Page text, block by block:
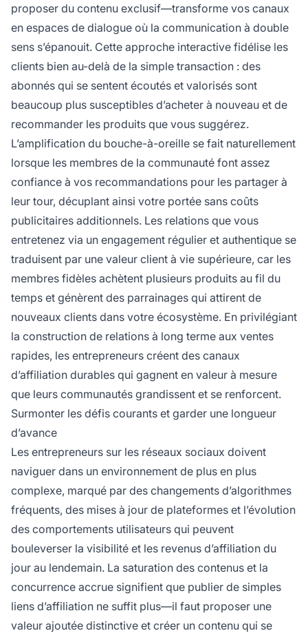
proposer du contenu exclusif—transforme vos canaux
en espaces de dialogue où la communication à double
sens s’épanouit. Cette approche interactive fidélise les
clients bien au-delà de la simple transaction : des
abonnés qui se sentent écoutés et valorisés sont
beaucoup plus susceptibles d’acheter à nouveau et de
recommander les produits que vous suggérez.
L’amplification du bouche-à-oreille se fait naturellement
lorsque les membres de la communauté font assez
confiance à vos recommandations pour les partager à
leur tour, décuplant ainsi votre portée sans coûts
publicitaires additionnels. Les relations que vous
entretenez via un engagement régulier et authentique se
traduisent par une valeur client à vie supérieure, car les
membres fidèles achètent plusieurs produits au fil du
temps et génèrent des parrainages qui attirent de
nouveaux clients dans votre écosystème. En privilégiant
la construction de relations à long terme aux ventes
rapides, les entrepreneurs créent des canaux
d’affiliation durables qui gagnent en valeur à mesure
que leurs communautés grandissent et se renforcent.
Surmonter les défis courants et garder une longueur
d’avance
Les entrepreneurs sur les réseaux sociaux doivent
naviguer dans un environnement de plus en plus
complexe, marqué par des changements d’algorithmes
fréquents, des mises à jour de plateformes et l’évolution
des comportements utilisateurs qui peuvent
bouleverser la visibilité et les revenus d’affiliation du
jour au lendemain. La saturation des contenus et la
concurrence accrue signifient que publier de simples
liens d’affiliation ne suffit plus—il faut proposer une
valeur ajoutée distinctive et créer un contenu qui se